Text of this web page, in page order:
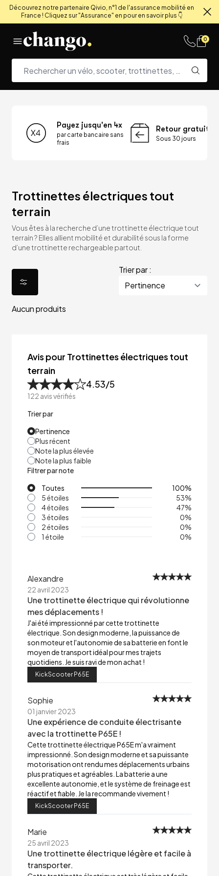
Découvrez notre partenaire Qivio, n°1 de l'assurance mobilité en
France ! Cliquez sur "Assurance" en pour en savoir plus 👇
0
Payez jusqu'en 4x
par carte bancaire sans
frais
Retour gratuit
Sous 30 jours
Trottinettes électriques tout
terrain
Vous êtes à la recherche d’une trottinette électrique tout
terrain ? Elles allient mobilité et durabilité sous la forme
d’une trottinette rechargeable partout.
Trier par :
Aucun produits
Avis pour Trottinettes électriques tout
terrain
4.53/5
122 avis vérifiés
Trier par
Pertinence
Plus récent
Note la plus élevée
Note la plus faible
Filtrer par note
Toutes
100%
5 étoiles
53%
4 étoiles
47%
3 étoiles
0%
2 étoiles
0%
1 étoile
0%
Alexandre
22 avril 2023
Une trottinette électrique qui révolutionne
mes déplacements !
J'ai été impressionné par cette trottinette
électrique. Son design moderne, la puissance de
son moteur et l'autonomie de sa batterie en font le
moyen de transport idéal pour mes trajets
quotidiens. Je suis ravi de mon achat !
KickScooter P65E
Sophie
01 janvier 2023
Une expérience de conduite électrisante
avec la trottinette P65E !
Cette trottinette électrique P65E m'a vraiment
impressionné. Son design moderne et sa puissante
motorisation ont rendu mes déplacements urbains
plus pratiques et agréables. La batterie a une
excellente autonomie, et le système de freinage est
réactif et fiable. Je la recommande vivement !
KickScooter P65E
Marie
25 avril 2023
Une trottinette électrique légère et facile à
transporter.